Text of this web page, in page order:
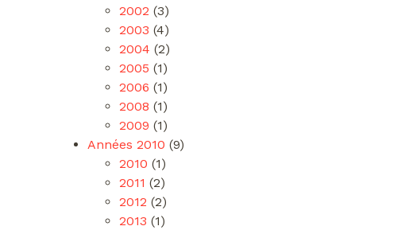
2002 (3)
2003 (4)
2004 (2)
2005 (1)
2006 (1)
2008 (1)
2009 (1)
Années 2010 (9)
2010 (1)
2011 (2)
2012 (2)
2013 (1)